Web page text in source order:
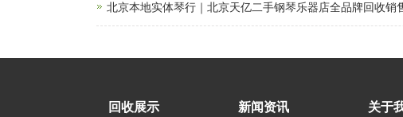
北京本地实体琴行｜北京天亿二手钢琴乐器店全品牌回收
回收展示 新闻资讯 关于